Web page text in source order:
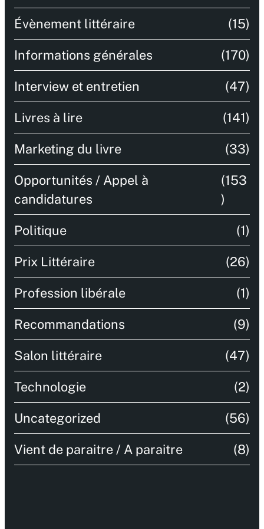
Évènement littéraire (15)
Informations générales (170)
Interview et entretien (47)
Livres à lire (141)
Marketing du livre (33)
Opportunités / Appel à
candidatures
(153
)
Politique (1)
Prix Littéraire (26)
Profession libérale (1)
Recommandations (9)
Salon littéraire (47)
Technologie (2)
Uncategorized (56)
Vient de paraitre / A paraitre (8)